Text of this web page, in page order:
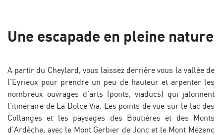
Une escapade en pleine nature
A partir du Cheylard, vous laissez derrière vous la vallée de
l’Eyrieux pour prendre un peu de hauteur et arpenter les
nombreux ouvrages d’arts (ponts, viaducs) qui jalonnent
l’itinéraire de La Dolce Via. Les points de vue sur le lac des
Collanges et les paysages des Boutières et des Monts
d’Ardèche, avec le Mont Gerbier de Jonc et le Mont Mézenc